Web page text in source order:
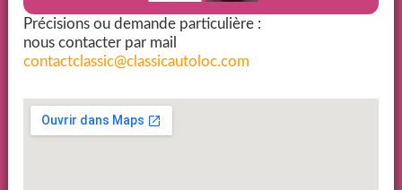
Précisions ou demande particulière :
nous contacter par mail
contactclassic@classicautoloc.com